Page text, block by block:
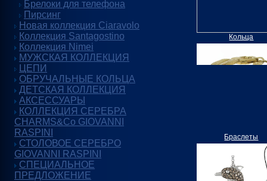
Брелоки для телефона
Пирсинг
Новая коллекция Ciaravolo
Коллекция Santagostino
Коллекция Nimei
МУЖСКАЯ КОЛЛЕКЦИЯ
ЦЕПИ
ОБРУЧАЛЬНЫЕ КОЛЬЦА
ДЕТСКАЯ КОЛЛЕКЦИЯ
АКСЕССУАРЫ
КОЛЛЕКЦИЯ СЕРЕБРА
CHARMS&Co GIOVANNI
RASPINI
СТОЛОВОЕ СЕРЕБРО
GIOVANNI RASPINI
СПЕЦИАЛЬНОЕ
ПРЕДЛОЖЕНИЕ
Кольца
Браслеты